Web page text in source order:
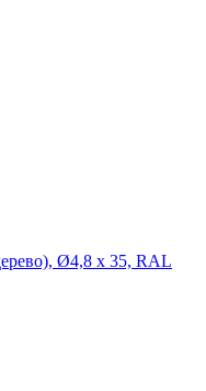
Ø4,8 х 35, RAL